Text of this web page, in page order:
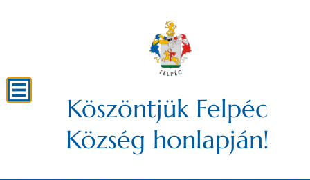
Köszöntjük Felpéc
Község honlapján!